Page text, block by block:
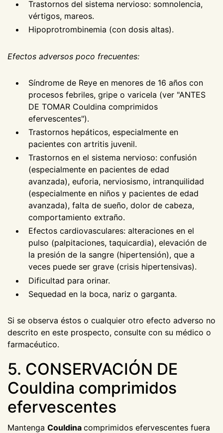
Trastornos del sistema nervioso: somnolencia,
vértigos, mareos.
Hipoprotrombinemia (con dosis altas).
Efectos adversos poco frecuentes:
Síndrome de Reye en menores de 16 años con
procesos febriles, gripe o varicela (ver "ANTES
DE TOMAR Couldina comprimidos
efervescentes").
Trastornos hepáticos, especialmente en
pacientes con artritis juvenil.
Trastornos en el sistema nervioso: confusión
(especialmente en pacientes de edad
avanzada), euforia, nerviosismo, intranquilidad
(especialmente en niños y pacientes de edad
avanzada), falta de sueño, dolor de cabeza,
comportamiento extraño.
Efectos cardiovasculares: alteraciones en el
pulso (palpitaciones, taquicardia), elevación de
la presión de la sangre (hipertensión), que a
veces puede ser grave (crisis hipertensivas).
Dificultad para orinar.
Sequedad en la boca, nariz o garganta.
Si se observa éstos o cualquier otro efecto adverso no
descrito en este prospecto, consulte con su médico o
farmacéutico.
5. CONSERVACIÓN DE
Couldina comprimidos
efervescentes
Mantenga Couldina comprimidos efervescentes fuera